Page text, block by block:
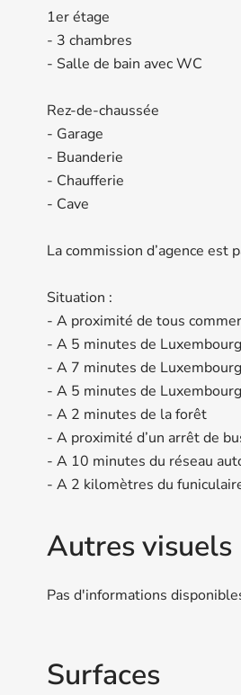
1er étage
- 3 chambres
- Salle de bain avec WC
Rez-de-chaussée
- Garage
- Buanderie
- Chaufferie
- Cave
La commission d’agence est
Situation :
- A proximité de tous
- A 5 minutes de
- A 7 minutes de
- A 5 minutes de
- A 2 minutes de la forêt
- A proximité d’un arrêt de
- A 10 minutes du réseau
- A 2 kilomètres du
Autres visuels
Pas d'informations
Surfaces